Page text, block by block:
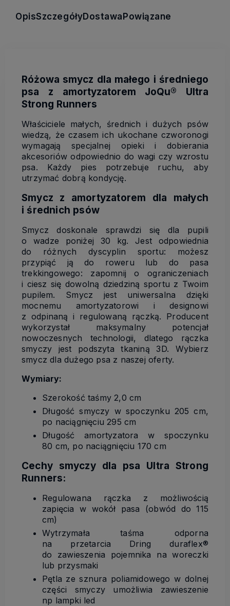
OpisSzczegółyDostawaPowiązane
Różowa smycz dla małego i średniego
psa z amortyzatorem JoQu® Ultra
Strong Runners
Właściciele małych, średnich i dużych psów
wiedzą, że czasem ich ukochane czworonogi
wymagają specjalnej opieki i dobierania
akcesoriów odpowiednio do wagi czy wzrostu
psa. Każdy pies potrzebuje ruchu, aby
utrzymać dobrą kondycję.
Smycz z amortyzatorem dla małych
i średnich psów
Smycz doskonale sprawdzi się dla pupili
o wadze poniżej 30 kg. Jest odpowiednia
do różnych dyscyplin sportu: możesz
przypiąć ją do roweru lub do pasa
trekkingowego: zapomnij o ograniczeniach
i ciesz się dowolną dziedziną sportu z Twoim
pupilem. Smycz jest uniwersalna dzięki
mocnemu amortyzatorowi i designowi
z odpinaną i regulowaną rączką. Producent
wykorzystał maksymalny potencjał
nowoczesnych technologii, dlatego rączka
smyczy jest podszyta tkaniną 3D. Wybierz
smycz dla dużego psa z naszej oferty.
Wymiary:
Szerokość taśmy 2,0 cm
Długość smyczy w spoczynku 205 cm,
po naciągnięciu 295 cm
Długość amortyzatora w spoczynku
80 cm, po naciągnięciu 170 cm
Cechy smyczy dla psa Ultra Strong
Runners:
Regulowana rączka z możliwością
zapięcia w wokół pasa (obwód do 115
cm)
Wytrzymała taśma odporna
na przetarcia Dring duraflex®
do zawieszenia pojemnika na woreczki
lub przysmaki
Pętla ze sznura poliamidowego w dolnej
części smyczy umożliwia zawieszenie
np lampki led